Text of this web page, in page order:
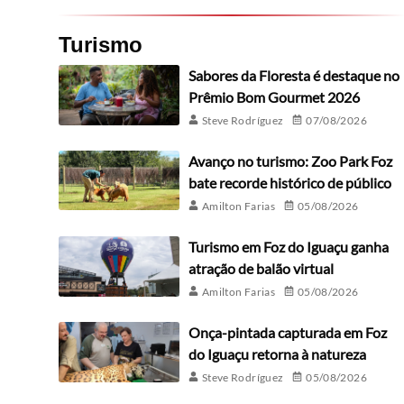
Turismo
Sabores da Floresta é destaque no
Prêmio Bom Gourmet 2026
Steve Rodríguez 07/08/2026
Avanço no turismo: Zoo Park Foz
bate recorde histórico de público
Amilton Farias 05/08/2026
Turismo em Foz do Iguaçu ganha
atração de balão virtual
Amilton Farias 05/08/2026
Onça-pintada capturada em Foz
do Iguaçu retorna à natureza
Steve Rodríguez 05/08/2026